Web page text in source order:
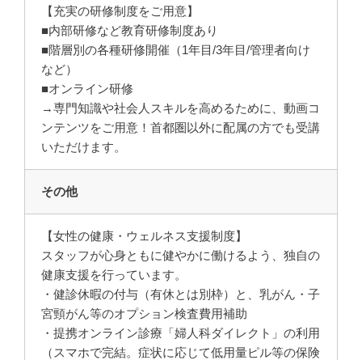
【充実の研修制度をご用意】
■内部研修など教育研修制度あり
■階層別の各種研修開催（1年目/3年目/管理者向け
など）
■オンライン研修
→専門知識や社会人スキルを高めるために、動画コ
ンテンツをご用意！首都圏以外に配属の方でも受講
いただけます。
その他
【女性の健康・ウェルネス支援制度】
スタッフが心身ともに健やかに働けるよう、独自の
健康支援を行っています。
・健診休暇の付与（有休とは別枠）と、乳がん・子
宮頸がん等のオプション検査費用補助
・提携オンライン診療「婦人科ダイレクト」の利用
（スマホで完結。症状に応じて低用量ピル等の保険